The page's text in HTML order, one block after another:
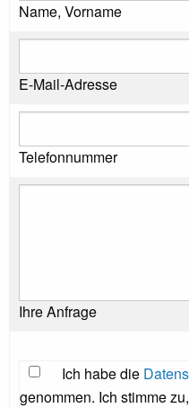
Name, Vorname
E-Mail-Adresse
Telefonnummer
Ihre Anfrage
Ich habe die
genommen. Ich stimme